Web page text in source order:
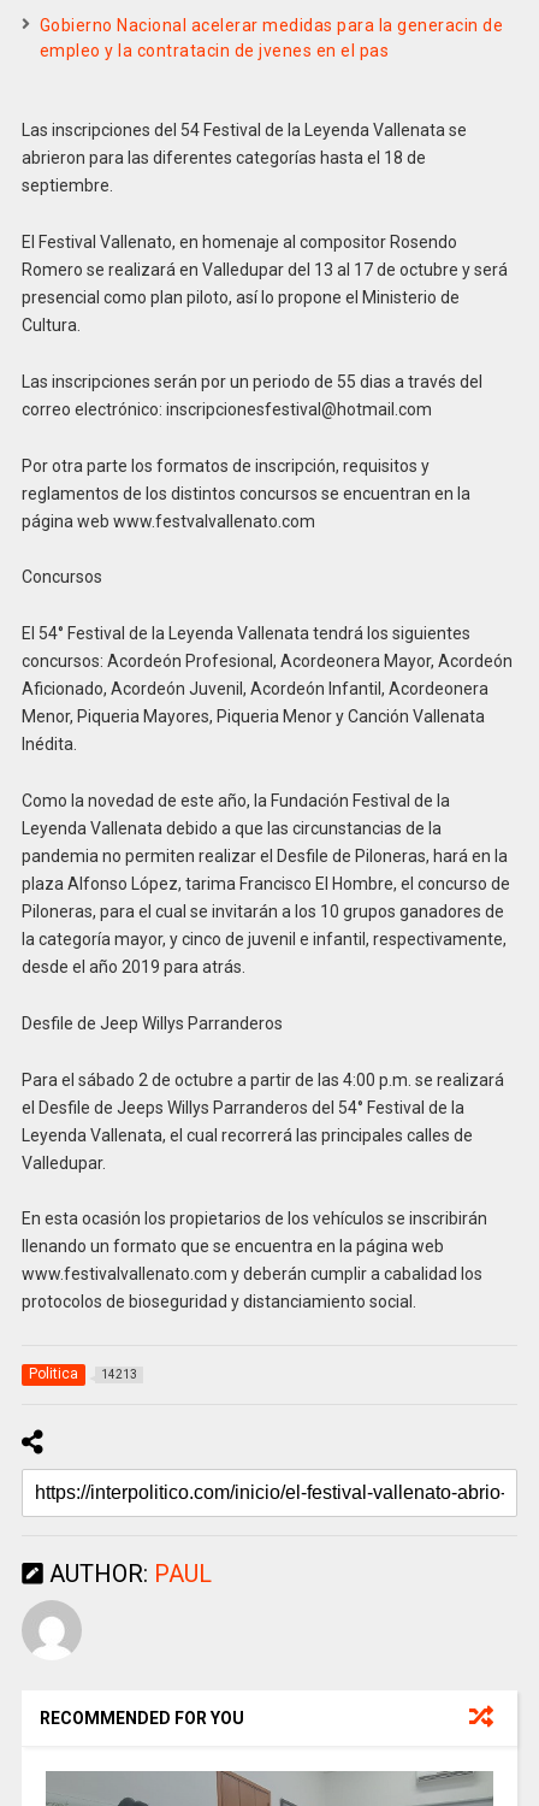
Gobierno Nacional acelerar medidas para la generacin de
empleo y la contratacin de jvenes en el pas
Las inscripciones del 54 Festival de la Leyenda Vallenata se
abrieron para las diferentes categorías hasta el 18 de
septiembre.
El Festival Vallenato, en homenaje al compositor Rosendo
Romero se realizará en Valledupar del 13 al 17 de octubre y será
presencial como plan piloto, así lo propone el Ministerio de
Cultura.
Las inscripciones serán por un periodo de 55 dias a través del
correo electrónico: inscripcionesfestival@hotmail.com
Por otra parte los formatos de inscripción, requisitos y
reglamentos de los distintos concursos se encuentran en la
página web www.festvalvallenato.com
Concursos
El 54° Festival de la Leyenda Vallenata tendrá los siguientes
concursos: Acordeón Profesional, Acordeonera Mayor, Acordeón
Aficionado, Acordeón Juvenil, Acordeón Infantil, Acordeonera
Menor, Piqueria Mayores, Piqueria Menor y Canción Vallenata
Inédita.
Como la novedad de este año, la Fundación Festival de la
Leyenda Vallenata debido a que las circunstancias de la
pandemia no permiten realizar el Desfile de Piloneras, hará en la
plaza Alfonso López, tarima Francisco El Hombre, el concurso de
Piloneras, para el cual se invitarán a los 10 grupos ganadores de
la categoría mayor, y cinco de juvenil e infantil, respectivamente,
desde el año 2019 para atrás.
Desfile de Jeep Willys Parranderos
Para el sábado 2 de octubre a partir de las 4:00 p.m. se realizará
el Desfile de Jeeps Willys Parranderos del 54° Festival de la
Leyenda Vallenata, el cual recorrerá las principales calles de
Valledupar.
En esta ocasión los propietarios de los vehículos se inscribirán
llenando un formato que se encuentra en la página web
www.festivalvallenato.com y deberán cumplir a cabalidad los
protocolos de bioseguridad y distanciamiento social.
Politica 14213
AUTHOR: PAUL
RECOMMENDED FOR YOU